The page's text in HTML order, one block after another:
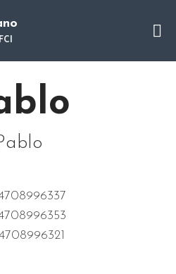
Unsere Hunde
Über mich
Hundevermittlung